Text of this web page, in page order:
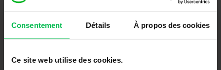
Consentement Détails À propos des cookies
Ce site web utilise des cookies.